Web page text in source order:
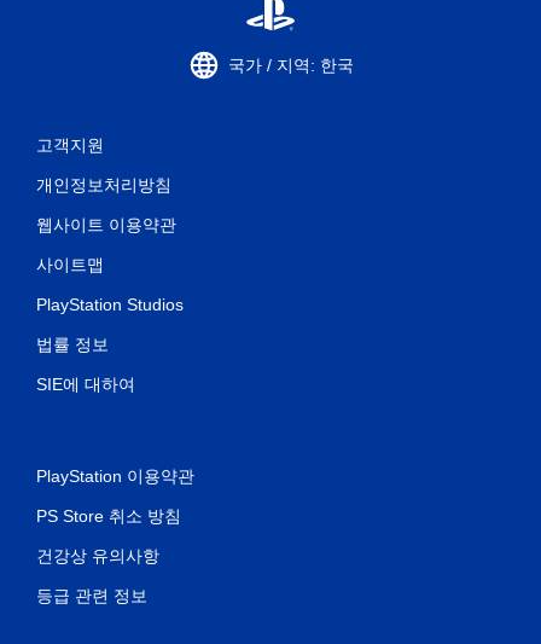
국가 / 지역: 한국
고객지원
개인정보처리방침
웹사이트 이용약관
사이트맵
PlayStation Studios
법률 정보
SIE에 대하여
PlayStation 이용약관
PS Store 취소 방침
건강상 유의사항
등급 관련 정보